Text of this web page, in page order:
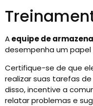
Aequipe de
desempenha um
Certifique-se de que
realizar suas tarefas
disso, incentive a
relatar problemas e